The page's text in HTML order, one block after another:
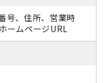
号、住所、営業時
ームページURL